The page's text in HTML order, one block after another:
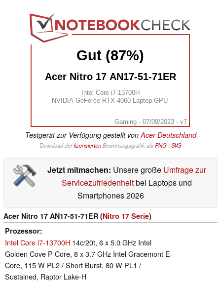
Gut (87%)
Acer Nitro 17 AN17-51-71ER
Intel Core i7-13700H
NVIDIA GeForce RTX 4060 Laptop GPU
Gaming - 07/09/2023 - v7
Testgerät zur Verfügung gestellt von Acer Deutschland
Download derlizensiertenBewertungsgrafik als PNG/SVG
Jetzt mitmachen: Unsere große Umfrage zur
Servicezufriedenheitbei Laptops und
Smartphones 2026
Acer Nitro 17 AN17-51-71ER (Nitro 17 Serie)
Prozessor
Intel Core i7-13700H 14c/20t, 6 x 5.0 GHz Intel
Golden Cove P-Core, 8 x 3.7 GHz Intel Gracemont E-
Core, 115 W PL2 / Short Burst, 80 W PL1 /
Sustained, Raptor Lake-H